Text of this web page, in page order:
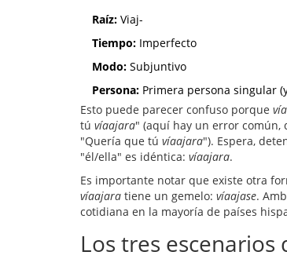
Raíz: Viaj-
Tiempo: Imperfecto
Modo: Subjuntivo
Persona: Primera persona singular
Esto puede parecer confuso porque
tú víaajara" (aquí hay un error común,
"Quería que tú víaajara"). Espera,
"él/ella" es idéntica: víaajara.
Es importante notar que existe otra
víaajara tiene un gemelo: víaajase.
cotidiana en la mayoría de países
Los tres